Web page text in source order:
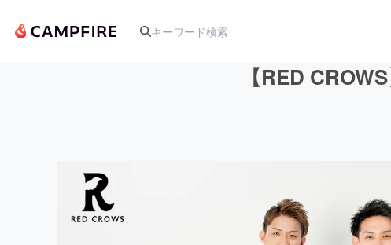
テクノロジー・ガジェット ゲー
【RED